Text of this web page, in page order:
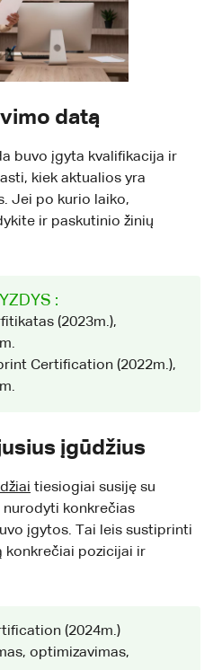
datą
buvo įgyta kvalifikacija ir
kiek aktualios yra
Jei po kurio laiko,
ir paskutinio žinių
:
(2023m.),
Certification (2022m.),
įgūdžius
tiesiogiai susiję su
konkrečias
įgytos. Tai leis sustiprinti
konkrečiai pozicijai ir
(2024m.)
optimizavimas,